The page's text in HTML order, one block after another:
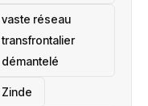
vaste réseau
transfrontalier
démantelé
Zinde